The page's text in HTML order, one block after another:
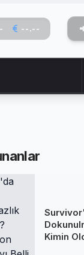
--.--
Kimin